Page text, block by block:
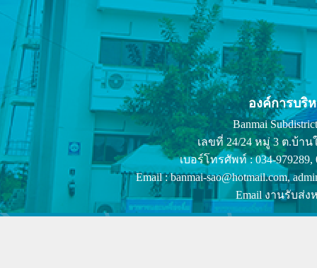
องค์การบริ
Banmai
เลขที่ 24/24 หมู่ 3 ต.บ้า
เบอร์โทรศัพท์ : 034-979289,
Email : banmai-sao@hotmail.com,
Email งานรับส่ง